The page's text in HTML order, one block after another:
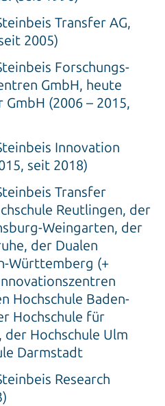
Transfer AG,
2005)
Forschungs-
GmbH, heute
(2006 – 2015,
Innovation
seit 2018)
Transfer
Reutlingen, der
Weingarten, der
der Dualen
Württemberg (+
Hochschule Baden-
Hochschule für
Hochschule Ulm
Darmstadt
Research